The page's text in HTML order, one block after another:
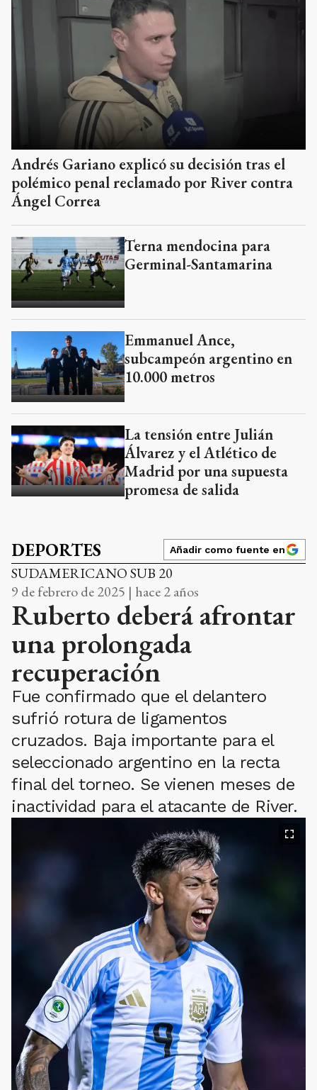
Andrés Gariano explicó su decisión tras el
polémico penal reclamado por River contra
Ángel Correa
Terna mendocina para
Germinal-Santamarina
Emmanuel Ance,
subcampeón argentino en
10.000 metros
La tensión entre Julián
Álvarez y el Atlético de
Madrid por una supuesta
promesa de salida
DEPORTES Añadir como fuente en
SUDAMERICANO SUB 20
9 de febrero de 2025 | hace 2 años
Ruberto deberá afrontar
una prolongada
recuperación
Fue confirmado que el delantero
sufrió rotura de ligamentos
cruzados. Baja importante para el
seleccionado argentino en la recta
final del torneo. Se vienen meses de
inactividad para el atacante de River.